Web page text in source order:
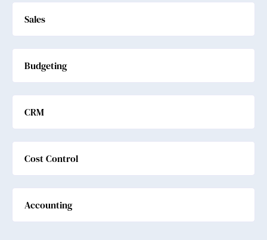
Sales
Budgeting
CRM
Cost Control
Accounting